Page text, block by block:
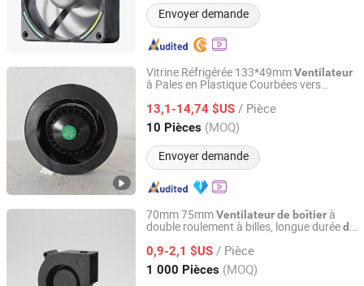
Envoyer demande
Vitrine Réfrigérée 133*49mmVentilateur
à Pales en Plastique Courbées vers
13,1-14,74 $US / Pièce
10 Pièces (MOQ)
Envoyer demande
Hangzhou Beron Motor Co., Ltd.
Zhejiang, China Depuis 2025
70mm 75mmVentilateurde boîtier à
double roulement à billes, longue duréede
0,9-2,1 $US / Pièce
1 000 Pièces (MOQ)
Dongguan Xingdong Electronics Co., Ltd.
Guangdong, China Depuis 2019